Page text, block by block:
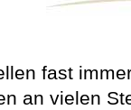
fast
an vielen